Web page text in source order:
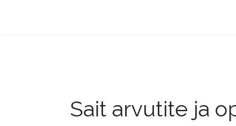
Sait arvutite ja